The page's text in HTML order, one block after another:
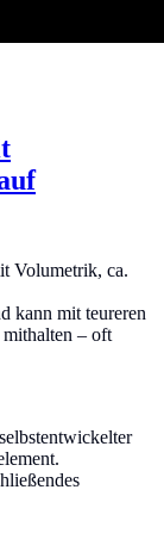
Volumetrik, ca.
kann mit teureren
– oft